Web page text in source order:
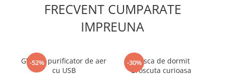
FRECVENT CUMPARATE
IMPREUNA
-52%
Ghiveci purificator de aer
cu USB
-30%
Masca de dormit
Broscuta curioasa